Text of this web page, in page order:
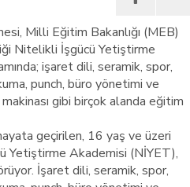
Milli Eğitim Bakanlığı (MEB)
Nitelikli İşgücü Yetiştirme
işaret dili, seramik, spor,
punch, büro yönetimi ve
gibi birçok alanda eğitim
geçirilen, 16 yaş ve üzeri
Yetiştirme Akademisi (NİYET),
İşaret dili, seramik, spor,